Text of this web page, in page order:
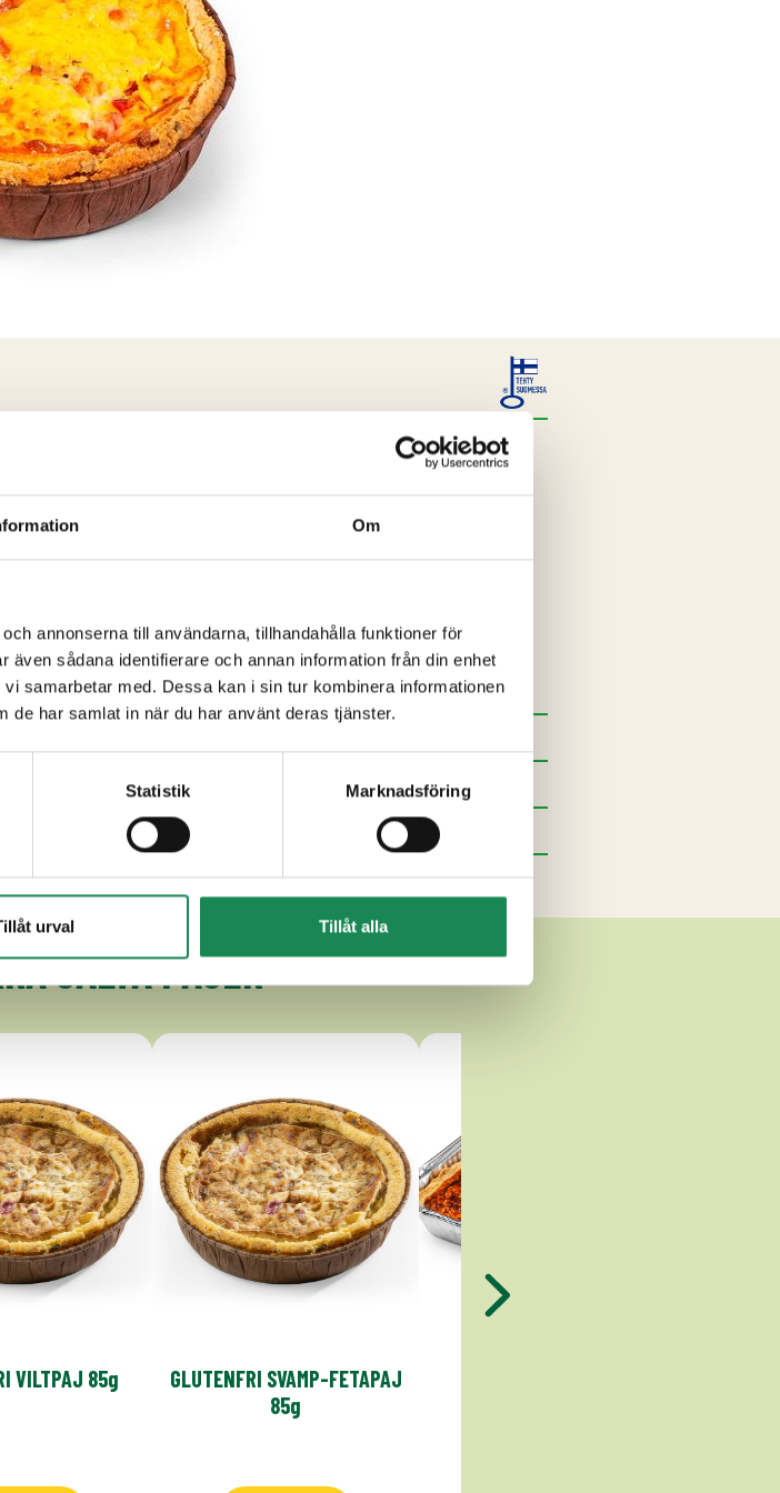
Om
annonserna till användarna, tillhandahålla funktioner för
sådana identifierare och annan information från din enhet
samarbetar med. Dessa kan i sin tur kombinera informationen
de har samlat in när du har använt deras tjänster.
Statistik Marknadsföring
urval Tillåt alla
[pastöriserad
, salt, syrakultur],
[broilerkött (Finland), vatten, potatisstärkelse, joderat salt,
(E450, E451), dextros, antioxidationsmedel (E301),
(E250), kryddor (ingefära), aromer],
rivenOST[MJÖLK, salt, mikrobiologisk löpe,
svartpeppar, curry]. Innehåller kyckling 17%.
SALTA PAJER
VILTPAJ 85g
GLUTENFRI SVAMP-FETAPAJ
85g